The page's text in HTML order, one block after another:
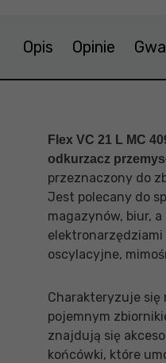
Opis Opinie
F lex VC 21 L MC
odkurzacz
przeznaczony do
Jest polecany do
magazynów, biur, a
elektronarzędziami
oscylacyjne,
Charakteryzuje się
pojemnym
znajdują się
końcówki, które